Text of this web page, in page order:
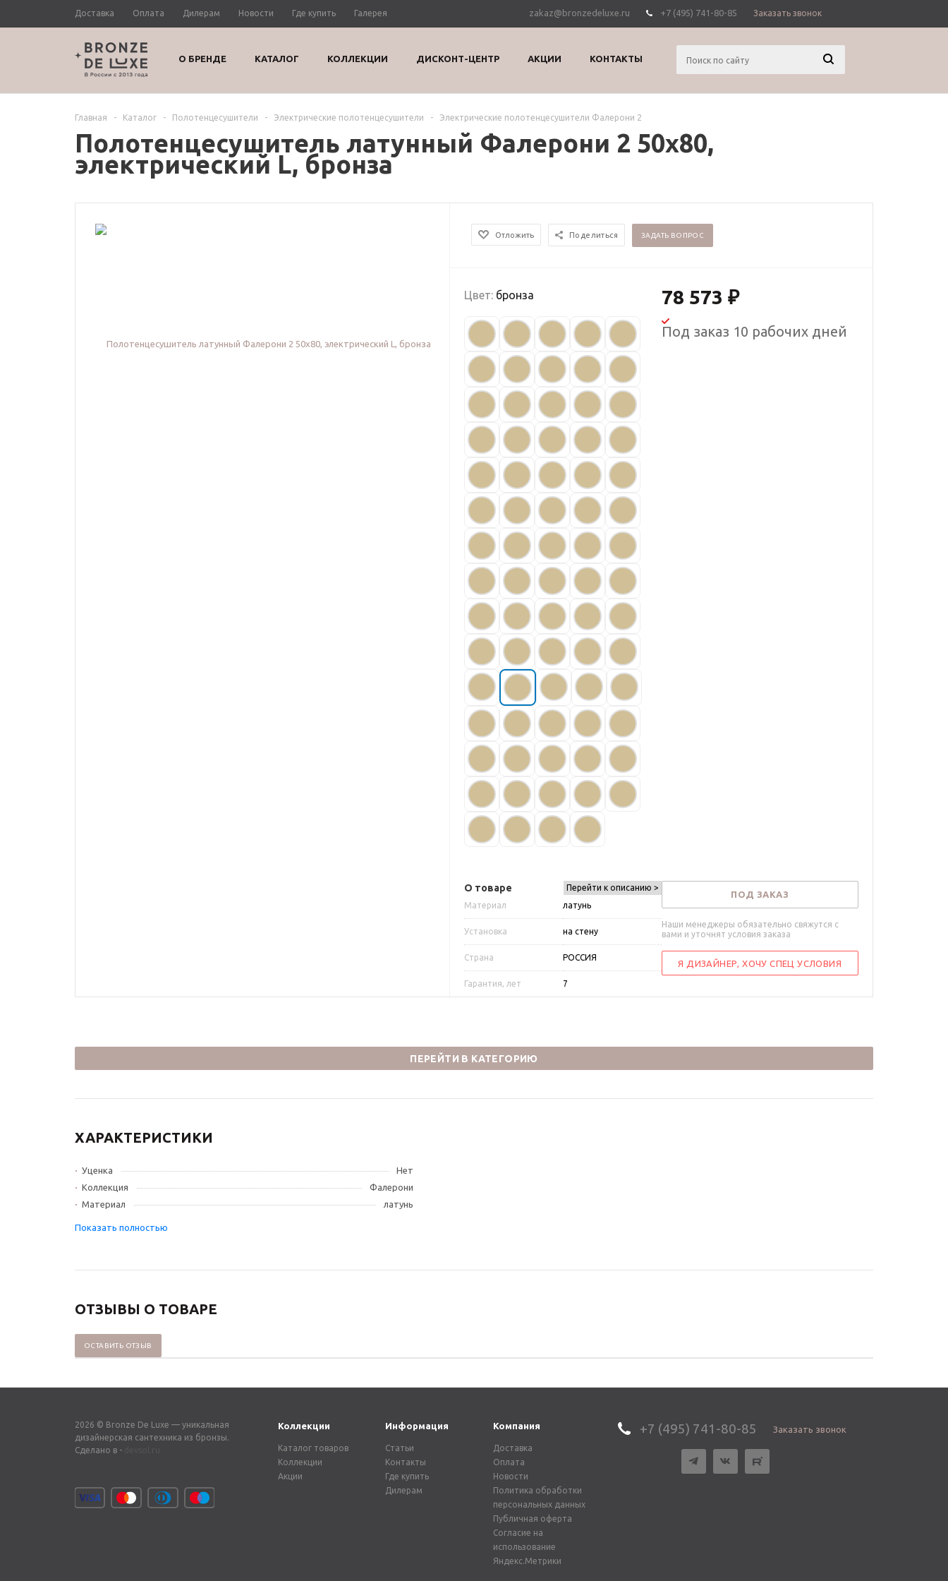
Доставка Оплата Дилерам Новости Где купить Галерея zakaz@bronzedeluxe.ru +7 (495) 741-80-85 Заказать звонок
О БРЕНДЕ КАТАЛОГ КОЛЛЕКЦИИ ДИСКОНТ-ЦЕНТР АКЦИИ КОНТАКТЫ
Главная - Каталог - Полотенцесушители - Электрические полотенцесушители - Электрические полотенцесушители Фалерони 2
Полотенцесушитель латунный Фалерони 2 50х80,
электрический L, бронза
Отложить Поделиться ЗАДАТЬ ВОПРОС
Цвет: бронза 78 573 ₽
Под заказ 10 рабочих дней
О товаре
Перейти к описанию >
Материал
латунь
Установка на стену
Страна РОССИЯ
Гарантия, лет 7
ПОД ЗАКАЗ
Наши менеджеры обязательно свяжутся с
вами и уточнят условия заказа
Я ДИЗАЙНЕР, ХОЧУ СПЕЦ УСЛОВИЯ
ПЕРЕЙТИ В КАТЕГОРИЮ
ХАРАКТЕРИСТИКИ
Уценка
Нет
Коллекция
Фалерони
Материал
латунь
ОТЗЫВЫ О ТОВАРЕ
ОСТАВИТЬ ОТЗЫВ
2026 © Bronze De Luxe — уникальная
дизайнерская сантехника из бронзы.
Сделано в -
Коллекции Информация Компания
Каталог товаров
Коллекции
Акции
Статьи
Контакты
Где купить
Дилерам
Доставка
Оплата
Новости
Политика обработки
персональных данных
Публичная оферта
Согласие на
использование
Яндекс.Метрики
+7 (495) 741-80-85 Заказать звонок